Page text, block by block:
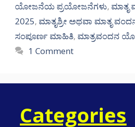
ಯೋಜನೆಯ ಪ್ರಯೋಜನೆಗಳು, ಮಾತೃ
2025, ಮಾತೃಶ್ರೀ ಅಥವಾ ಮಾತೃ
ಸಂಪೂರ್ಣ ಮಾಹಿತಿ, ಮಾತ್ರವಂದನ
1 Comment
Categories